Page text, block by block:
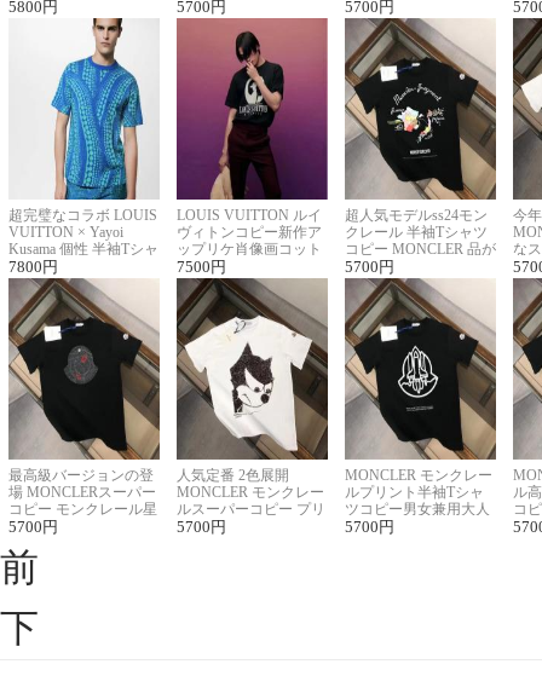
ロゴ刺繍Tシャツ
5800 円
ーネックTシャツ
5700 円
に馴染む 2色展開
5700 円
ー
超完璧なコラボ LOUIS
VUITTON × Yayoi
Kusama 個性 半袖Tシャ
ツコピー男女兼用
7800 円
LOUIS VUITTON ルイ
ヴィトンコピー新作ア
ップリケ肖像画コット
ンニット半袖Tシャツ
7500 円
超人気モデルss24モン
クレール 半袖Tシャツ
コピー MONCLER 品が
良く見た目
5700 円
今
な
ル
最高級バージョンの登
場 MONCLERスーパー
コピー モンクレール星
座半袖Tシャツ
5700 円
人気定番 2色展開
MONCLER モンクレー
ルスーパーコピー プリ
ント半袖Tシャツ
5700 円
MONCLER モンクレー
ルプリント半袖Tシャ
ツコピー男女兼用大人
可愛い春夏コーデ
5700 円
ル
コ
ィ
前
下